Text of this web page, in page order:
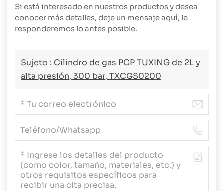
Si está interesado en nuestros productos y desea
conocer más detalles, deje un mensaje aquí, le
responderemos lo antes posible.
Sujeto : Cilindro de gas PCP TUXING de 2L y
alta presión, 300 bar, TXCGS0200